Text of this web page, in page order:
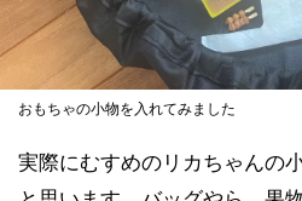
おもちゃの小物を入れてみました
実際にむすめのリカちゃんの